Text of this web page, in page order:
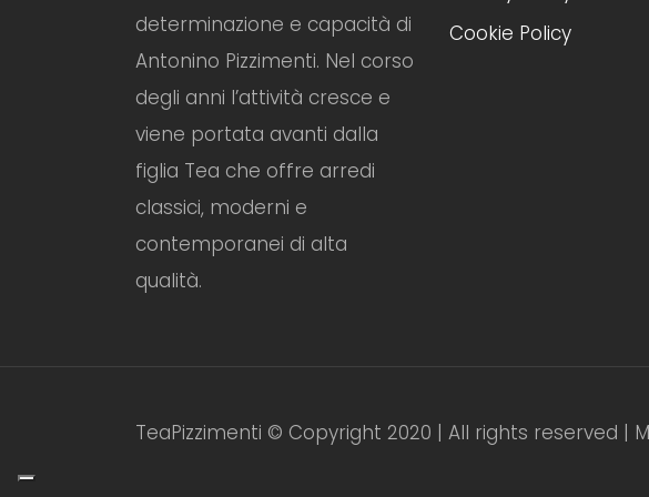
determinazione e capacità di
Antonino Pizzimenti. Nel corso
degli anni l’attività cresce e
viene portata avanti dalla
figlia Tea che offre arredi
classici, moderni e
contemporanei di alta
qualità.
Cookie Policy
TeaPizzimenti © Copyright 2020 | All rights reserved |